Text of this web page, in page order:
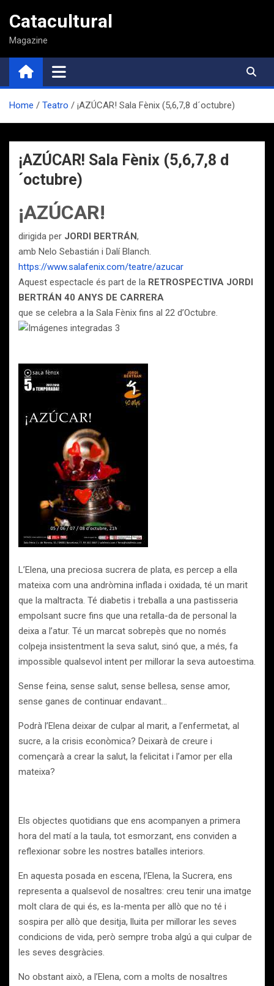
contenido
Catacultural
Magazine
Home Teatro ¡AZÚCAR!​ Sala Fènix (5,6,7,8 d´octubre)
¡AZÚCAR!​ Sala Fènix (5,6,7,8 d
´octubre)
¡AZÚCAR!​
dirigida per JORDI BERTRÁN,
amb Nelo Sebastián i Dalí Blanch.
https://www.salafenix.com/teatre/azucar
Aquest espectacle és part de la RETROSPECTIVA JORDI
BERTRÁN 40 ANYS DE CARRERA
que se celebra a la Sala Fènix fins al 22 d’Octubre.
L’Elena, una preciosa sucrera de plata, es percep a ella
mateixa com una andròmina inflada i oxidada, té un marit
que la maltracta. Té diabetis i treballa a una pastisseria
empolsant sucre fins que una retalla-da de personal la
deixa a l’atur. Té un marcat sobrepès que no només
colpeja insistentment la seva salut, sinó que, a més, fa
impossible qualsevol intent per millorar la seva autoestima.
Sense feina, sense salut, sense bellesa, sense amor,
sense ganes de continuar endavant…
Podrà l’Elena deixar de culpar al marit, a l’enfermetat, al
sucre, a la crisis econòmica? Deixarà de creure i
començarà a crear la salut, la felicitat i l’amor per ella
mateixa?
Els objectes quotidians que ens acompanyen a primera
hora del matí a la taula, tot esmorzant, ens conviden a
reflexionar sobre les nostres batalles interiors.
En aquesta posada en escena, l’Elena, la Sucrera, ens
representa a qualsevol de nosaltres: creu tenir una imatge
molt clara de qui és, es la-menta per allò que no té i
sospira per allò que desitja, lluita per millorar les seves
condicions de vida, però sempre troba algú a qui culpar de
les seves desgràcies.
No obstant això, a l’Elena, com a molts de nosaltres